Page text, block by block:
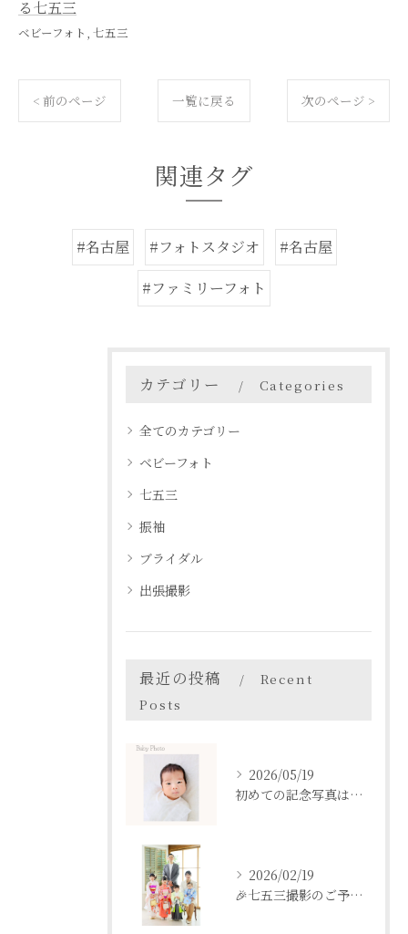
る七五三
ベビーフォト 七五三
< 前のページ 一覧に戻る 次のページ >
関連タグ
#名古屋 #フォトスタジオ
#名古屋
#ファミリーフォト
カテゴリー Categories
全てのカテゴリー
ベビーフォト
七五三
振袖
ブライダル
出張撮影
最近の投稿
Recent
Posts
2026/05/19
初めての記念写真はは、DEAR STUDIOで。
2026/02/19
🎉七五三撮影のご予約をご検討中の方へ🎉